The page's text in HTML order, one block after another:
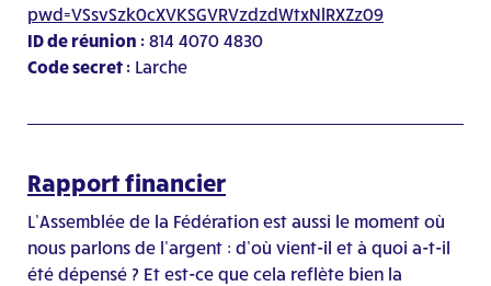
pwd=VSsvSzk0cXVKSGVRVzdzdWtxNlRXZz09
ID de réunion : 814 4070 4830
Code secret : Larche
Rapport financier
L’Assemblée de la Fédération est aussi le moment où
nous parlons de l’argent : d’où vient-il et à quoi a-t-il
été dépensé ? Et est-ce que cela reflète bien la